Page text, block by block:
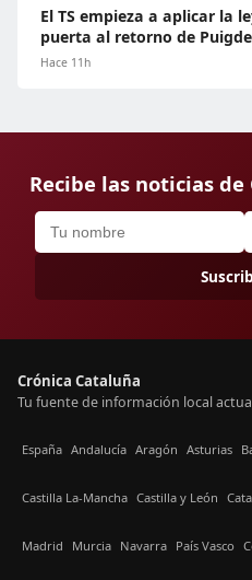
El TS empieza a aplicar la
puerta al retorno de
Hace 11h
Recibe las noticias
Crónica Cataluña
Tu fuente de información local
España Andalucía Aragón Asturias
Castilla La-Mancha Castilla y León
Madrid Murcia Navarra País Vasco